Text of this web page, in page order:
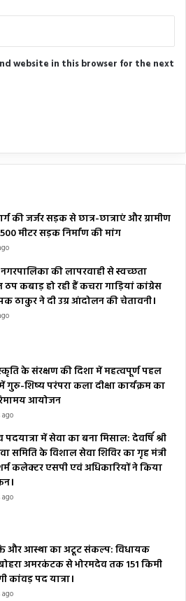
website in this browser for the next
की जर्जर सड़क से छात्र-छात्राएं और ग्रामीण
मीटर सड़क निर्माण की मांग
की लापरवाही से स्वच्छता
ठप कबाड़ हो रही हैं कचरा गाड़ियां कांग्रेस
ठाकुर ने दी उग्र आंदोलन की चेतावनी।
के संरक्षण की दिशा में महत्वपूर्ण पहल
शिष्य परंपरा कला दीक्षा कार्यक्रम का
आयोजन
पदयात्रा में सेवा का बना मिसाल: देवर्षि श्री
समिति के विशाल सेवा शिविर का गृह मंत्री
कलेक्टर एसपी एवं अधिकारियों ने किया
और आस्था का अटूट संकल्प: विधायक
अमरकंटक से भोरमदेव तक 151 किमी
कांवड़ पद यात्रा।